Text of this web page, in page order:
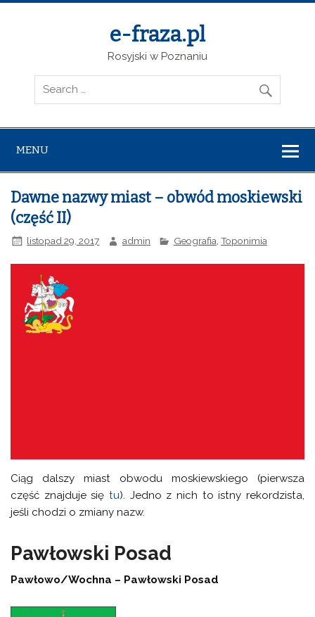
e-fraza.pl
Rosyjski w Poznaniu
MENU
Dawne nazwy miast – obwód moskiewski
(część II)
listopad 29, 2017 admin Geografia Toponimia
Ciąg dalszy miast obwodu moskiewskiego (pierwsza
część znajduje siętu). Jedno z nich to istny rekordzista,
jeśli chodzi o zmiany nazw.
Pawłowski Posad
Pawłowo/Wochna – Pawłowski Posad